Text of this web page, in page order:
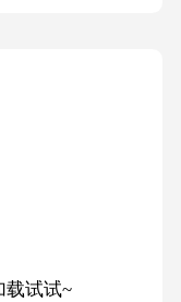
载试试~